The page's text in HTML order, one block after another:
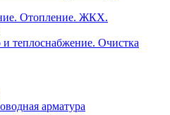
Отопление. ЖКХ.
теплоснабжение. Очистка
арматура